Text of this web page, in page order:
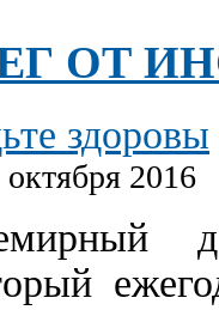
ОТ
здоровы
2016